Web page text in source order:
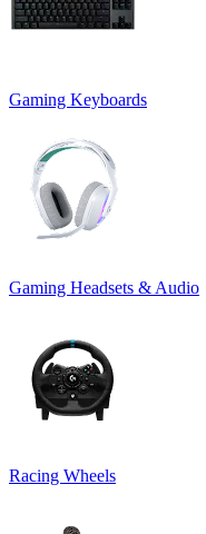
Gaming Keyboards
Gaming Headsets & Audio
Racing Wheels